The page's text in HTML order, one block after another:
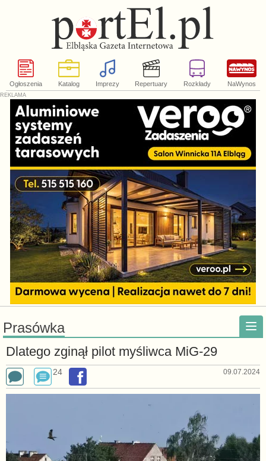
Ogłoszenia Katalog Imprezy Repertuary Rozkłady NaWynos
Prasówka
Dlatego zginął pilot myśliwca MiG-29
24 09.07.2024